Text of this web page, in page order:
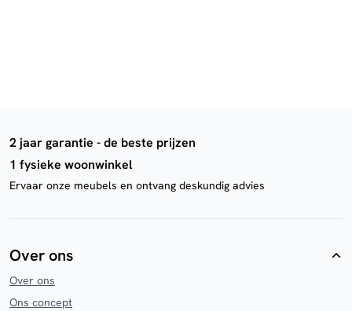
2 jaar garantie - de beste prijzen
1 fysieke woonwinkel
Ervaar onze meubels en ontvang deskundig advies
Over ons
Over ons
Ons concept